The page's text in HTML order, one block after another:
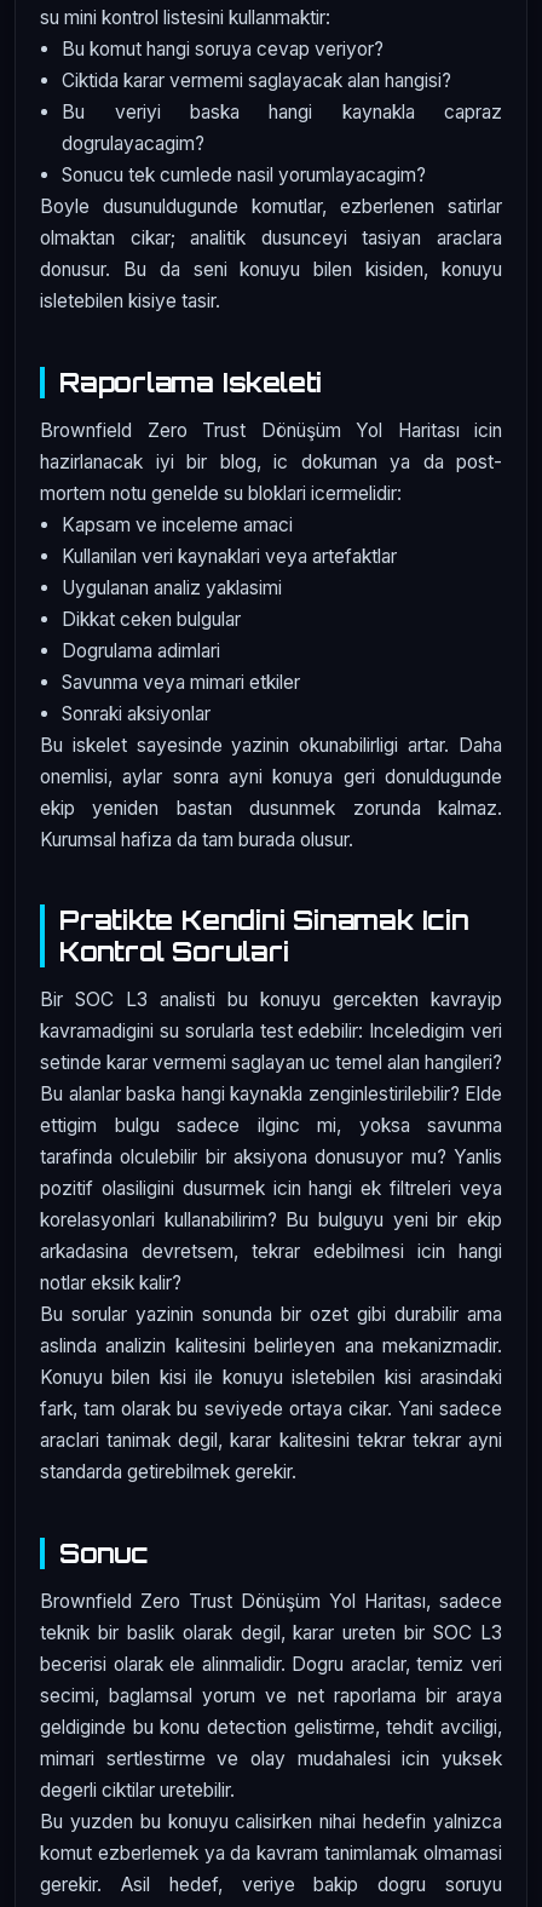
su mini kontrol listesini kullanmaktir:
Bu komut hangi soruya cevap veriyor?
Ciktida karar vermemi saglayacak alan hangisi?
Bu veriyi baska hangi kaynakla capraz
dogrulayacagim?
Sonucu tek cumlede nasil yorumlayacagim?
Boyle dusunuldugunde komutlar, ezberlenen satirlar
olmaktan cikar; analitik dusunceyi tasiyan araclara
donusur. Bu da seni konuyu bilen kisiden, konuyu
isletebilen kisiye tasir.
Raporlama Iskeleti
Brownfield Zero Trust Dönüşüm Yol Haritası icin
hazirlanacak iyi bir blog, ic dokuman ya da post-
mortem notu genelde su bloklari icermelidir:
Kapsam ve inceleme amaci
Kullanilan veri kaynaklari veya artefaktlar
Uygulanan analiz yaklasimi
Dikkat ceken bulgular
Dogrulama adimlari
Savunma veya mimari etkiler
Sonraki aksiyonlar
Bu iskelet sayesinde yazinin okunabilirligi artar. Daha
onemlisi, aylar sonra ayni konuya geri donuldugunde
ekip yeniden bastan dusunmek zorunda kalmaz.
Kurumsal hafiza da tam burada olusur.
Pratikte Kendini Sinamak Icin
Kontrol Sorulari
Bir SOC L3 analisti bu konuyu gercekten kavrayip
kavramadigini su sorularla test edebilir: Inceledigim veri
setinde karar vermemi saglayan uc temel alan hangileri?
Bu alanlar baska hangi kaynakla zenginlestirilebilir? Elde
ettigim bulgu sadece ilginc mi, yoksa savunma
tarafinda olculebilir bir aksiyona donusuyor mu? Yanlis
pozitif olasiligini dusurmek icin hangi ek filtreleri veya
korelasyonlari kullanabilirim? Bu bulguyu yeni bir ekip
arkadasina devretsem, tekrar edebilmesi icin hangi
notlar eksik kalir?
Bu sorular yazinin sonunda bir ozet gibi durabilir ama
aslinda analizin kalitesini belirleyen ana mekanizmadir.
Konuyu bilen kisi ile konuyu isletebilen kisi arasindaki
fark, tam olarak bu seviyede ortaya cikar. Yani sadece
araclari tanimak degil, karar kalitesini tekrar tekrar ayni
standarda getirebilmek gerekir.
Sonuc
Brownfield Zero Trust Dönüşüm Yol Haritası, sadece
teknik bir baslik olarak degil, karar ureten bir SOC L3
becerisi olarak ele alinmalidir. Dogru araclar, temiz veri
secimi, baglamsal yorum ve net raporlama bir araya
geldiginde bu konu detection gelistirme, tehdit avciligi,
mimari sertlestirme ve olay mudahalesi icin yuksek
degerli ciktilar uretebilir.
Bu yuzden bu konuyu calisirken nihai hedefin yalnizca
komut ezberlemek ya da kavram tanimlamak olmamasi
gerekir. Asil hedef, veriye bakip dogru soruyu